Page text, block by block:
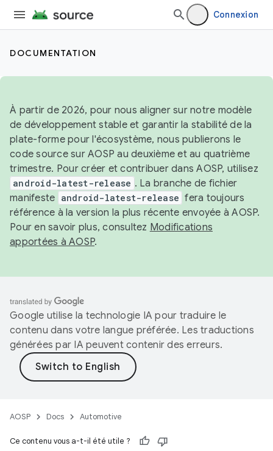
Connexion
DOCUMENTATION
À partir de 2026, pour nous aligner sur notre modèle
de développement stable et garantir la stabilité de la
plate-forme pour l'écosystème, nous publierons le
code source sur AOSP au deuxième et au quatrième
trimestre. Pour créer et contribuer dans AOSP, utilisez
android-latest-release . La branche de fichier
manifeste android-latest-release fera toujours
référence à la version la plus récente envoyée à AOSP.
Pour en savoir plus, consultez Modifications
apportées à AOSP.
Google utilise la technologie IA pour traduire le
contenu dans votre langue préférée. Les traductions
générées par IA peuvent contenir des erreurs.
AOSP Docs Automotive
Ce contenu vous a-t-il été utile ?